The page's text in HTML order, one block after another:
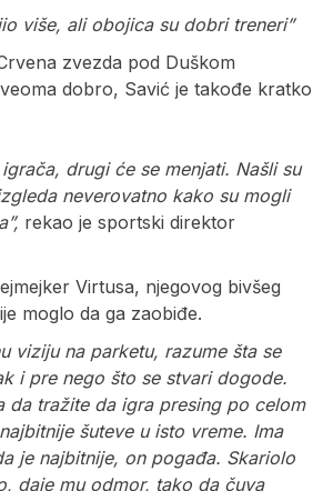
više, ali obojica su dobri treneri”
zvezda pod Duškom
dobro, Savić je takođe kratko
drugi će se menjati. Našli su
neverovatno kako su mogli
rekao je sportski direktor
Virtusa, njegovog bivšeg
moglo da ga zaobiđe.
viziju na parketu, razume šta se
i pre nego što se stvari dogode.
da tražite da igra presing po celom
šuteve u isto vreme. Ima
je najbitnije, on pogađa. Skariolo
daje mu odmor, tako da čuva